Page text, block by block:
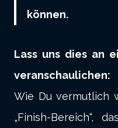
können.
Lass uns dies an
veranschaulichen:
Wie Du vermutlich
„Finish-Bereich“,